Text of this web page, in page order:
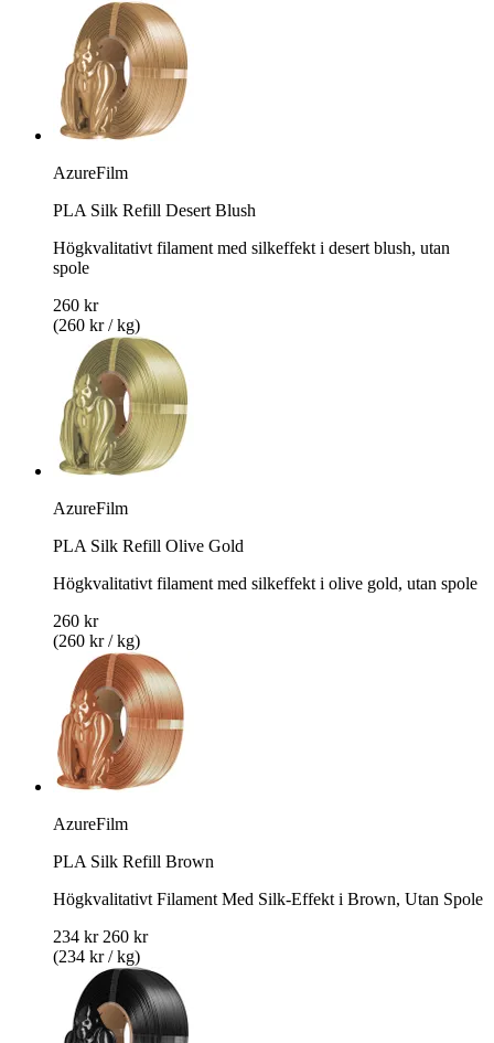
AzureFilm
PLA Silk Refill Desert Blush
Högkvalitativt filament med silkeffekt i desert blush, utan
spole
260 kr
(260 kr / kg)
AzureFilm
PLA Silk Refill Olive Gold
Högkvalitativt filament med silkeffekt i olive gold, utan spole
260 kr
(260 kr / kg)
AzureFilm
PLA Silk Refill Brown
Högkvalitativt Filament Med Silk-Effekt i Brown, Utan Spole
234 kr 260 kr
(234 kr / kg)